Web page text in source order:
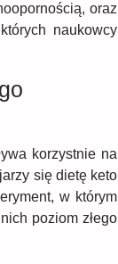
oraz
naukowcy
korzystnie na
się dietę keto
w którym
poziom złego